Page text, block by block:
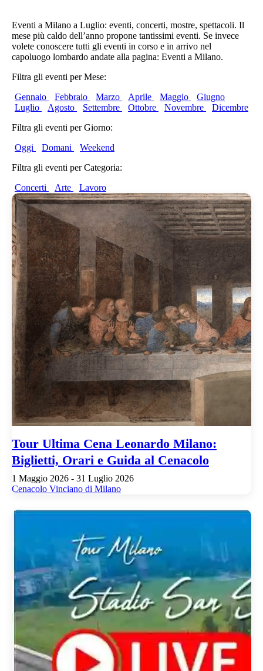
Eventi a Milano a Luglio: eventi, concerti, mostre, spettacoli. Il
mese più caldo dell’anno propone tantissimi eventi. Se invece
volete conoscere tutti gli eventi in corso e in arrivo nel
capoluogo lombardo andate alla pagina: Eventi a Milano.
Filtra gli eventi per Mese:
Gennaio
Febbraio Marzo Aprile Maggio
Giugno
Luglio
Agosto Settembre Ottobre Novembre
Dicembre
Filtra gli eventi per Giorno:
Oggi
Domani
Weekend
Filtra gli eventi per Categoria:
Concerti
Arte Lavoro
Tour Ultima Cena Leonardo Milano:
Biglietti, Orari e Guida al Cenacolo
1 Maggio 2026 - 31 Luglio 2026
Cenacolo Vinciano di Milano